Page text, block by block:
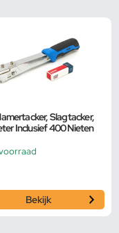
Slagtacker,
Inclusief 400 Nieten
Bekijk